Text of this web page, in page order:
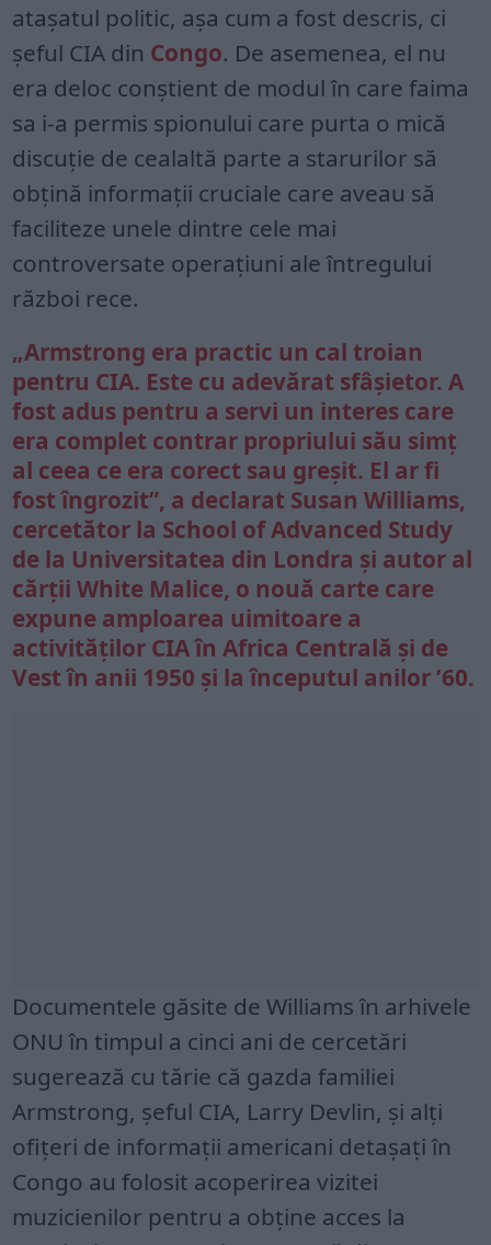
atașatul politic, așa cum a fost descris, ci
șeful CIA din Congo. De asemenea, el nu
era deloc conștient de modul în care faima
sa i-a permis spionului care purta o mică
discuție de cealaltă parte a starurilor să
obțină informații cruciale care aveau să
faciliteze unele dintre cele mai
controversate operațiuni ale întregului
război rece.
„Armstrong era practic un cal troian
pentru CIA. Este cu adevărat sfâșietor. A
fost adus pentru a servi un interes care
era complet contrar propriului său simț
al ceea ce era corect sau greșit. El ar fi
fost îngrozit”, a declarat Susan Williams,
cercetător la School of Advanced Study
de la Universitatea din Londra și autor al
cărții White Malice, o nouă carte care
expune amploarea uimitoare a
activităților CIA în Africa Centrală și de
Vest în anii 1950 și la începutul anilor ’60.
Documentele găsite de Williams în arhivele
ONU în timpul a cinci ani de cercetări
sugerează cu tărie că gazda familiei
Armstrong, șeful CIA, Larry Devlin, și alți
ofițeri de informații americani detașați în
Congo au folosit acoperirea vizitei
muzicienilor pentru a obține acces la